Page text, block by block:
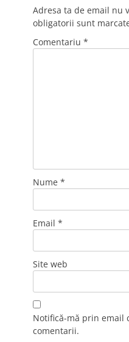
Adresa ta de email nu
obligatorii sunt
Comentariu *
Nume *
Email *
Site web
Notifică-mă prin email
comentarii.